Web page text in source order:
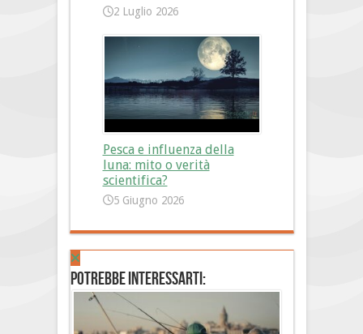
2 Luglio 2026
Pesca e influenza della
luna: mito o verità
scientifica?
5 Giugno 2026
Potrebbe interessarti: